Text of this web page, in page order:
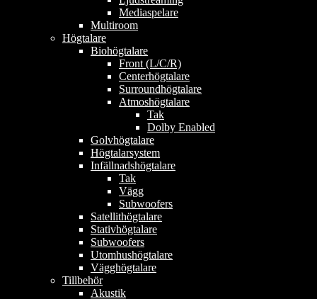
Mediaspelare
Multiroom
Högtalare
Biohögtalare
Front (L/C/R)
Centerhögtalare
Surroundhögtalare
Atmoshögtalare
Tak
Dolby Enabled
Golvhögtalare
Högtalarsystem
Infällnadshögtalare
Tak
Vägg
Subwoofers
Satellithögtalare
Stativhögtalare
Subwoofers
Utomhushögtalare
Vägghögtalare
Tillbehör
Akustik